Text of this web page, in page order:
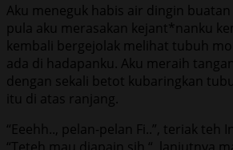
Aku meneguk habis air dingin
pula aku merasakan kejant*nanku
kembali bergejolak melihat tubuh
ada di hadapanku. Aku meraih
dengan sekali betot kubaringkan
itu di atas ranjang.
“Eeehh.., pelan-pelan Fi..”, teriak teh